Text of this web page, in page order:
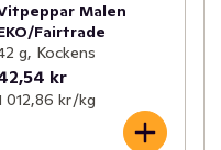
Malen
Fairtrade
g, Kockens
kr
012,86 kr /kg